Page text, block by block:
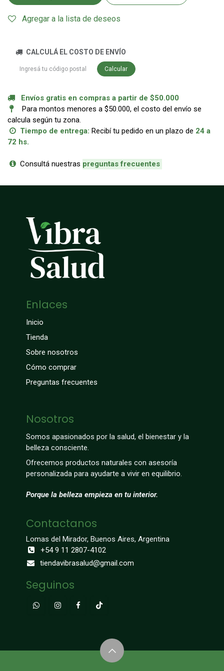
Agregar a la lista de deseos
CALCULÁ EL COSTO DE ENVÍO
Calcular
Envíos gratis en compras a partir de $50.000
Para montos menores a $50.000, el costo del envío se
calcula según tu zona.
Tiempo de entrega: Recibí tu pedido en un plazo de 24 a
72 hs.
Consultá nuestras preguntas frecuentes
Enlaces
Inicio
Tienda
Sobre nosotros
Cómo comprar
Preguntas frecuentes
Nosotros
Somos apasionados por la salud, el bienestar y la
belleza consciente.
Ofrecemos productos naturales con asesoría
personalizada para ayudarte a vivir en equilibrio.
Porque la belleza empieza en tu interior.
Contactanos
Lomas del Mirador, Buenos Aires, Argentina
+54 9 11 2807-4102
tiendavibrasalud@gmail.com
Seguinos